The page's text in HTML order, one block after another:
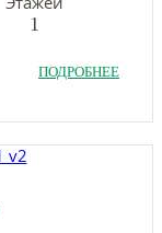
1
ПОДРОБНЕЕ